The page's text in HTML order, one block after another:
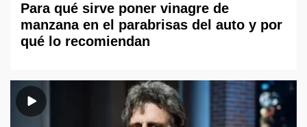
Para qué sirve poner vinagre de
manzana en el parabrisas del auto y por
qué lo recomiendan